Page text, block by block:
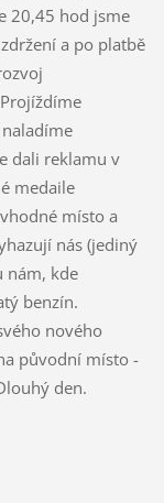
20,45 hod jsme
a po platbě
dali reklamu v
medaile
místo a
nás (jediný
nám, kde
benzín.
nového
původní místo -
den.